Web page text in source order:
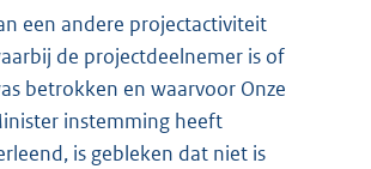
een andere projectactiviteit
de projectdeelnemer is of
betrokken en waarvoor Onze
instemming heeft
is gebleken dat niet is